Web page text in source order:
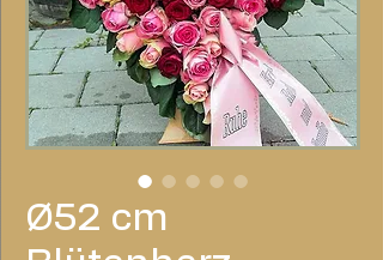
Ø52 cm